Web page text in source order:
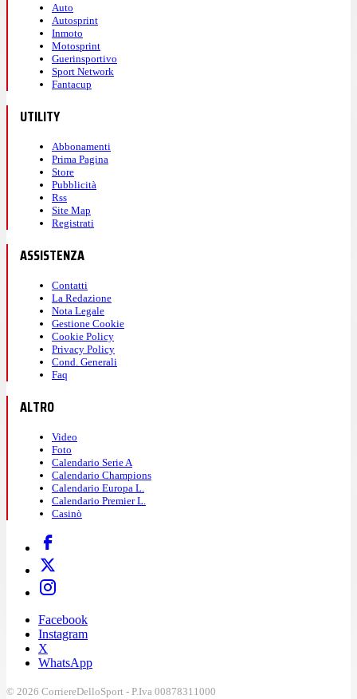
Auto
Autosprint
Inmoto
Motosprint
Guerinsportivo
Sport Network
Fantacup
UTILITY
Abbonamenti
Prima Pagina
Store
Pubblicità
Rss
Site Map
Registrati
ASSISTENZA
Contatti
La Redazione
Nota Legale
Gestione Cookie
Cookie Policy
Privacy Policy
Cond. Generali
Faq
ALTRO
Video
Foto
Calendario Serie A
Calendario Champions
Calendario Europa L.
Calendario Premier L.
Casinò
Facebook
Instagram
X
WhatsApp
© 2026 CorriereDelloSport - P.Iva 00878311000